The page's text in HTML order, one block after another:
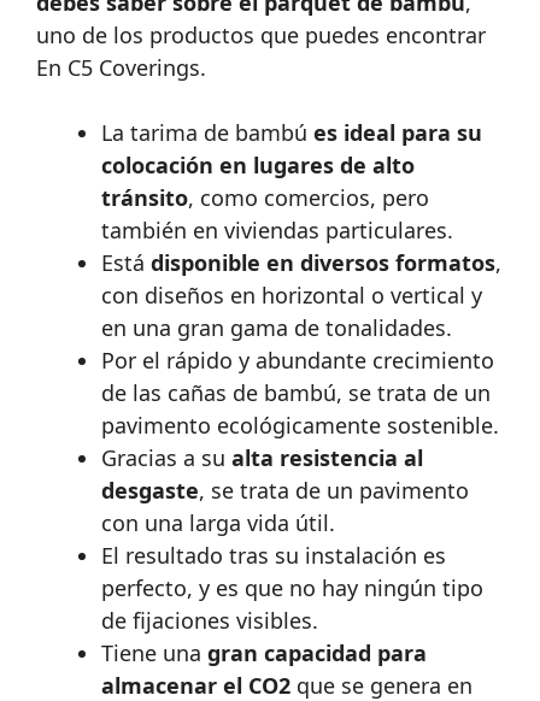
uno de los productos que puedes encontrar
En C5 Coverings.
La tarima de bambú es ideal para su
colocación en lugares de alto
tránsito, como comercios, pero
también en viviendas particulares.
Está disponible en diversos formatos,
con diseños en horizontal o vertical y
en una gran gama de tonalidades.
Por el rápido y abundante crecimiento
de las cañas de bambú, se trata de un
pavimento ecológicamente sostenible.
Gracias a su alta resistencia al
desgaste, se trata de un pavimento
con una larga vida útil.
El resultado tras su instalación es
perfecto, y es que no hay ningún tipo
de fijaciones visibles.
Tiene una gran capacidad para
almacenar el CO2 que se genera en